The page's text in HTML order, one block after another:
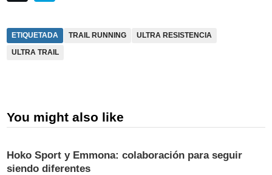
ETIQUETADA TRAIL RUNNING
ULTRA RESISTENCIA
ULTRA TRAIL
You might also like
Hoko Sport y Emmona: colaboración para seguir
siendo diferentes